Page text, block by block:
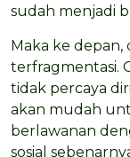
sudah menjadi
Maka ke depan,
terfragmentasi.
tidak percaya
akan mudah
berlawanan
sosial